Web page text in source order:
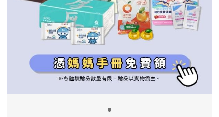
信誼基金會
2022信誼年度報告
2023信誼年度報告
2024信誼年度報告
附設幼兒園
小袋鼠幼師網